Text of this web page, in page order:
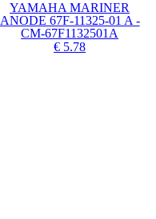
YAMAHA MARINER
ANODE 67F-11325-01 A -
CM-67F1132501A
€ 5.78